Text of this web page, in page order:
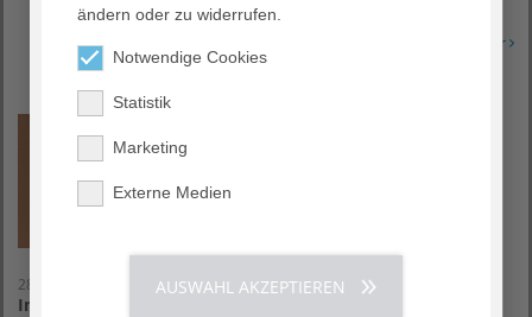
Erfahren Sie mehr
28. Oktober 2026
Infoabend Geburt mit Kreißsaalführung
ändern oder zu widerrufen.
Notwendige Cookies
Statistik
Marketing
Externe Medien
AUSWAHL AKZEPTIEREN